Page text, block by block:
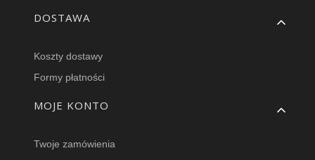
DOSTAWA
Koszty dostawy
Formy płatności
MOJE KONTO
Twoje zamówienia